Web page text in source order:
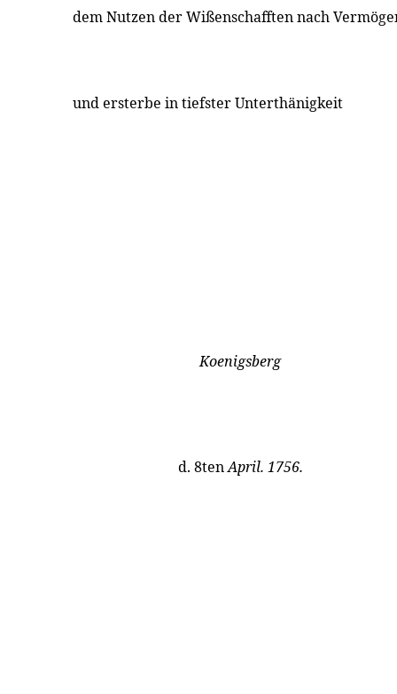
dem Nutzen der Wißenschafften nach
und ersterbe in tiefster Unterthänigkeit
Koenigsberg
d. 8tenApril. 1756.